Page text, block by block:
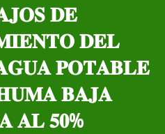
𝐃𝐄
𝐃𝐄𝐋
𝐏𝐎𝐓𝐀𝐁𝐋𝐄
𝐁𝐀𝐉𝐀
𝐀𝐋 𝟓𝟎%